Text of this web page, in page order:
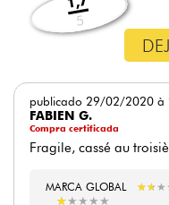
5
publicado 29/02/2020 à
FABIEN G.
Compra certificada
Fragile, cassé au
MARCA GLOBAL ★★ ★
★★ ★
★★★★★
★★★★★